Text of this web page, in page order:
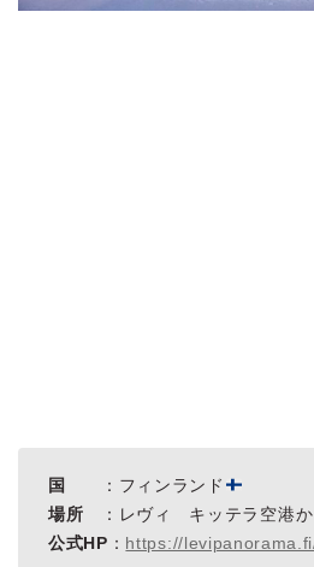
国
：フィンランド
場所 ：レヴィ キッテラ空港か
公式HP ： https://